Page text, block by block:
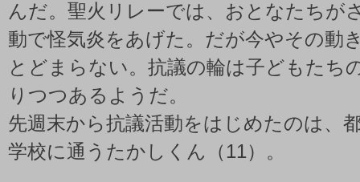
んだ。聖火リレーでは、おとなたちが
動で怪気炎をあげた。だが今やその動
とどまらない。抗議の輪は子どもたち
りつつあるようだ。
先週末から抗議活動をはじめたのは、
学校に通うたかしくん（11）。